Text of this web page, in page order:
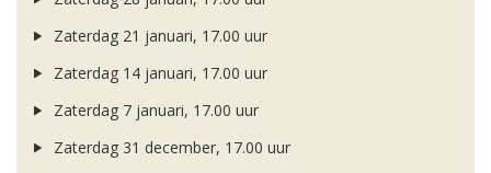
Zaterdag 21 januari, 17.00 uur
Zaterdag 14 januari, 17.00 uur
Zaterdag 7 januari, 17.00 uur
Zaterdag 31 december, 17.00 uur